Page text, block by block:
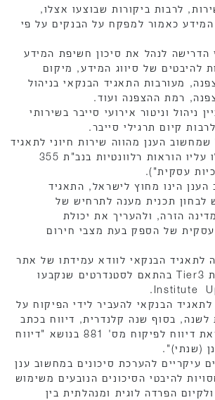
לרבות ביקורות שבוצעו אצלו,
המידע כאמור למפקח על הבנקים על פי
הדרישה לנהל את סיכון חשיפת המידע
להיבטים של סיווג המידע, מיקום
מעורבות התאגיד הבנקאי בניהול
רמת ההצפנה ועוד.
ניהול וניטור אירועי סייבר בשירותי
קיום תרגילי סייבר.
שמחשוב הענן מהווה שירות חיוני לתאגיד
הבנקאי יחולו עליו הוראות רלוונטיות בנב"ת 355
עסקית").
הינו מחוץ לישראל, התאגיד
לבחון תכנית מענה לתרחיש של
הזרה, ולהעריך את יכולת
של הספק בעת מצבי חירום
לתאגיד הבנקאי לוודא עמידתו של אתר
הענן בדרישות Tier3 בהתאם לסטנדרטים שנקבעו
הבנקאי להעביר לידי הפיקוח על
בסוף שנה קלנדרית, דיווח בכתב
בהתאם להוראת דיווח לפיקוח מס' 881 בנושא "דיווח
(שנתי)".
עיקריים להערכת סיכונים במחשוב ענן
להיבטי הסיכונים הנובעים משימוש
הפרדה לוגית ומנהלתית בין